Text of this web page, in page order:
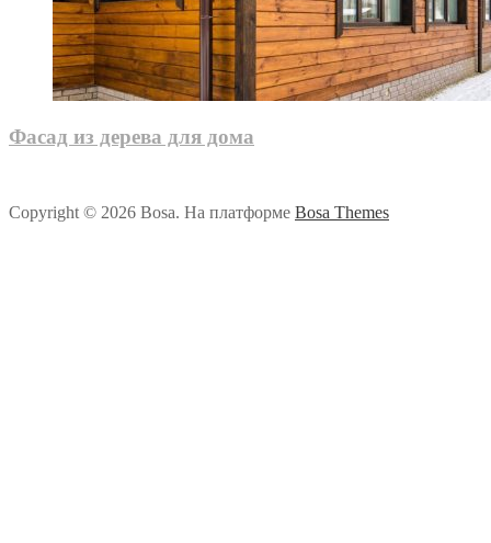
Фасад из дерева для дома
Copyright © 2026 Bosa. На платформе Bosa Themes